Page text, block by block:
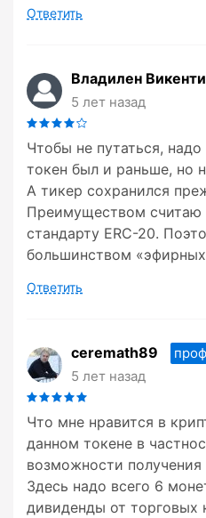
Ответить
Владилен
5 лет назад
Чтобы не путаться,
токен был и раньше, но
А тикер сохранился
Преимуществом считаю
стандарту ERC-20.
большинством
Ответить
ceremath89
5 лет назад
Что мне нравится в
данном токене в
возможности получения
Здесь надо всего 6
дивиденды от торговых